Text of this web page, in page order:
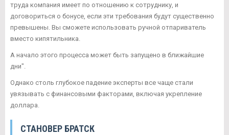
труда компания имеет по отношению к сотруднику, и
договориться о бонусе, если эти требования будут существенно
превышены. Вы сможете использовать ручной отпариватель
вместо кипятильника.
А начало этого процесса может быть запущено в ближайшие
дни".
Однако столь глубокое падение эксперты все чаще стали
увязывать с финансовыми факторами, включая укрепление
доллара.
СТАНОВЕР БРАТСК